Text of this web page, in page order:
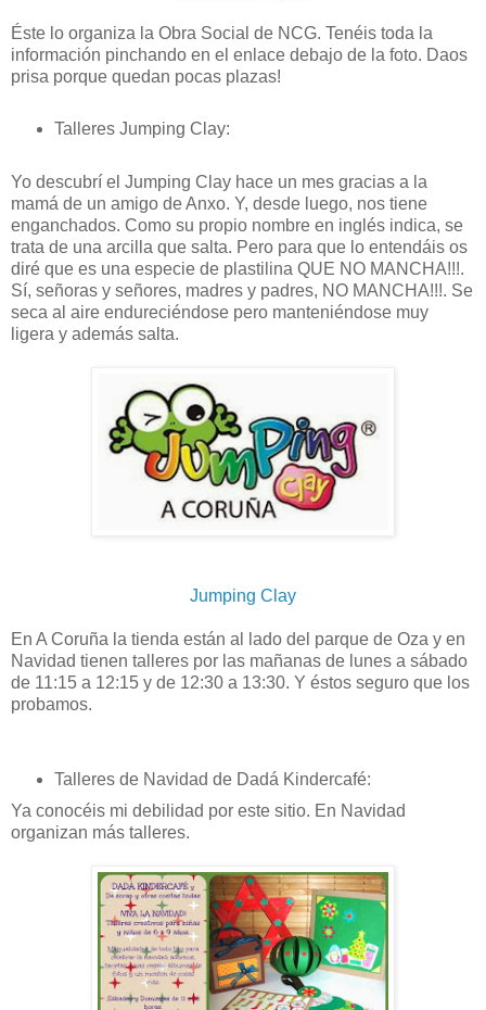
Éste lo organiza la Obra Social de NCG. Tenéis toda la
información pinchando en el enlace debajo de la foto. Daos
prisa porque quedan pocas plazas!
Talleres Jumping Clay:
Yo descubrí el Jumping Clay hace un mes gracias a la
mamá de un amigo de Anxo. Y, desde luego, nos tiene
enganchados. Como su propio nombre en inglés indica, se
trata de una arcilla que salta. Pero para que lo entendáis os
diré que es una especie de plastilina QUE NO MANCHA!!!.
Sí, señoras y señores, madres y padres, NO MANCHA!!!. Se
seca al aire endureciéndose pero manteniéndose muy
ligera y además salta.
Jumping Clay
En A Coruña la tienda están al lado del parque de Oza y en
Navidad tienen talleres por las mañanas de lunes a sábado
de 11:15 a 12:15 y de 12:30 a 13:30. Y éstos seguro que los
probamos.
Talleres de Navidad de Dadá Kindercafé:
Ya conocéis mi debilidad por este sitio. En Navidad
organizan más talleres.